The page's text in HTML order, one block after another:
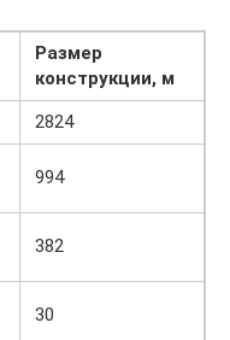
Размер
конструкции, м
2824
994
382
30